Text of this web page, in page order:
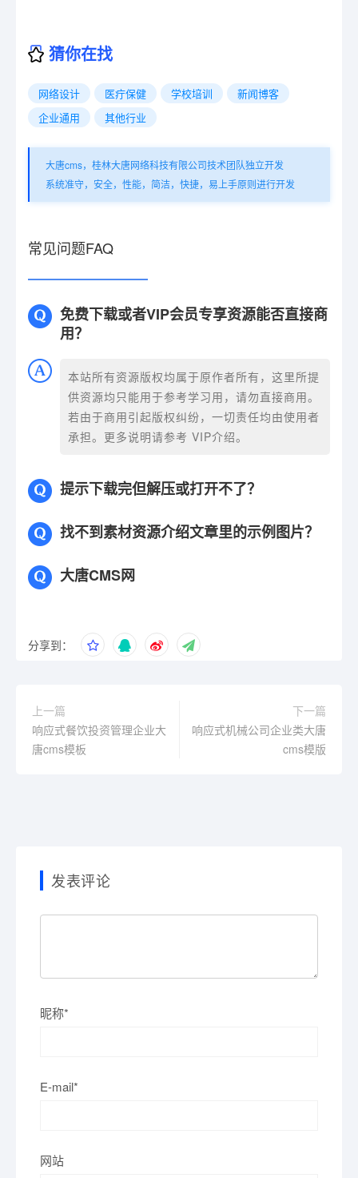
猜你在找
网络设计 医疔保健 学校培训
新闻博客
企业通用
其他行业
大唐cms，桂林大唐网络科技有限公司技术团队独立开发
系统准守，安全，性能，简洁，快捷，易上手原则进行开发
常见问题FAQ
免费下载或者VIP会员专享资源能否直接商
用？
本站所有资源版权均属于原作者所有，这里所提
供资源均只能用于参考学习用，请勿直接商用。
若由于商用引起版权纠纷，一切责任均由使用者
承担。更多说明请参考 VIP介绍。
提示下载完但解压或打开不了？
找不到素材资源介绍文章里的示例图片？
大唐CMS网
分享到：
上一篇
响应式餐饮投资管理企业大
唐cms模板
下一篇
响应式机械公司企业类大唐
cms模版
发表评论
昵称*
E-mail*
网站